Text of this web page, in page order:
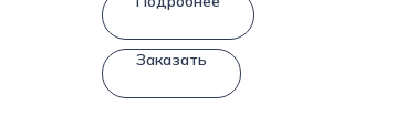
Заказать